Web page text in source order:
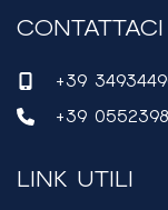
CONTATTACI
+39
+39
LINK UTILI